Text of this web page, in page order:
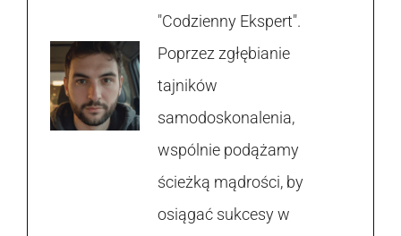
"Codzienny Ekspert".
Poprzez zgłębianie
tajników
samodoskonalenia,
wspólnie podążamy
ścieżką mądrości, by
osiągać sukcesy w